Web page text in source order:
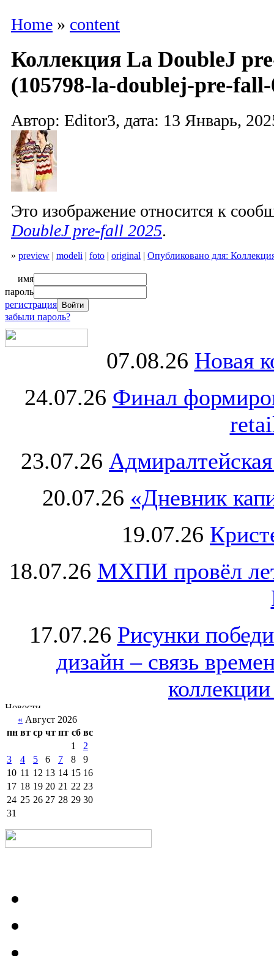
Home » content
Коллекция La DoubleJ
(105798-la-doublej-pre-
Автор: Editor3, дата: 13 Январь,
Это изображение относится к
DoubleJ pre-fall 2025.
» preview | modeli | foto | original | Опубликовано для:
имя
пароль
регистрация
забыли пароль?
07.08.26 Новая
24.07.26 Финал
23.07.26
20.07.26 «Дневник
19.07.26
18.07.26 МХПИ провёл
17.07.26 Рисунки
дизайн – связь
« Август 2026
пн вт ср чт пт сб вс
1
2
3
4 5 6 7 8
9
10 11 12 13 14 15 16
17 18 19 20 21 22 23
24 25 26 27 28 29 30
31